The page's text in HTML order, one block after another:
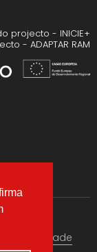
projecto - INICIE+
- ADAPTAR RAM
Privacidade